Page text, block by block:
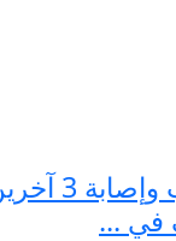
مصرع شاب
...